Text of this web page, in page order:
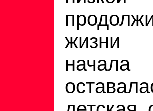
жизни
начала